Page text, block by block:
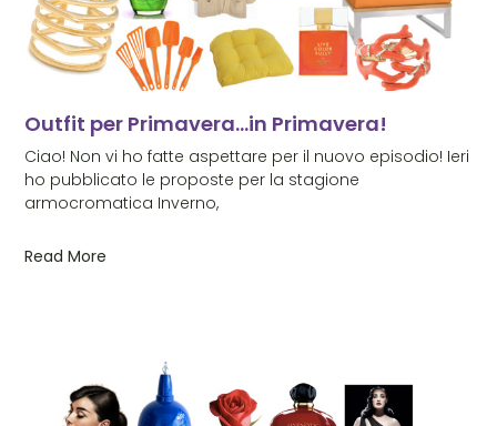
Outfit per Primavera…in Primavera!
Ciao! Non vi ho fatte aspettare per il nuovo episodio! Ieri
ho pubblicato le proposte per la stagione
armocromatica Inverno,
Read More